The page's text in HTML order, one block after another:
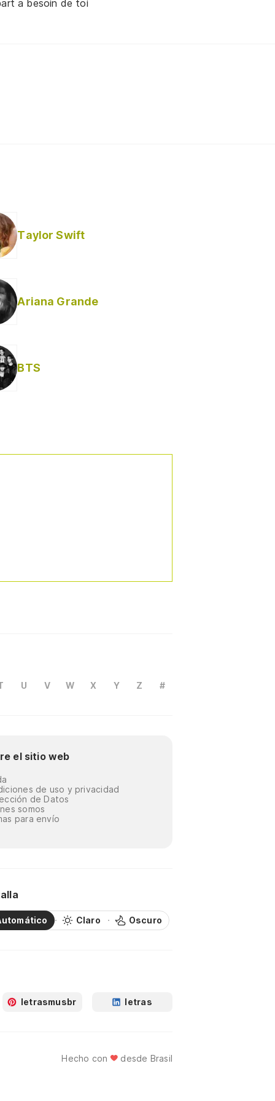
a besoin de toi
Taylor Swift
Ariana Grande
BTS
U V W X Y Z #
el sitio web
de uso y privacidad
de Datos
somos
para envío
Claro Oscuro
letrasmusbr letras
Hecho con desde Brasil